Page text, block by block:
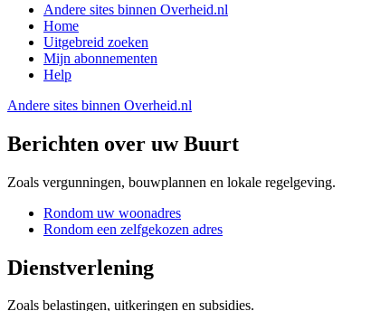
Andere sites binnen Overheid.nl
Home
Uitgebreid zoeken
Mijn abonnementen
Help
Andere sites binnen Overheid.nl
Berichten over uw Buurt
Zoals vergunningen, bouwplannen en lokale regelgeving.
Rondom uw woonadres
Rondom een zelfgekozen adres
Dienstverlening
Zoals belastingen, uitkeringen en subsidies.